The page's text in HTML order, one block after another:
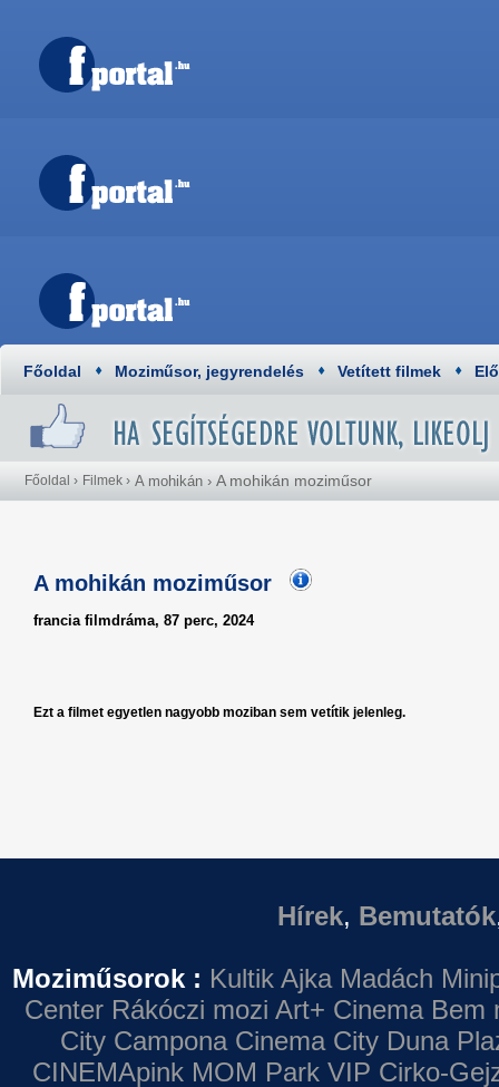
Főoldal Moziműsor, jegyrendelés Vetített filmek
Főoldal › Filmek › A mohikán › A mohikán moziműsor
A mohikán moziműsor
francia filmdráma, 87 perc, 2024
Ezt a filmet egyetlen nagyobb moziban sem vetítik jelenleg.
Hírek, Bemutatók
Moziműsorok : Kultik Ajka Madách
Center Rákóczi mozi Art+ Cinema Bem
City Campona Cinema City Duna
CINEMApink MOM Park VIP Cirko-